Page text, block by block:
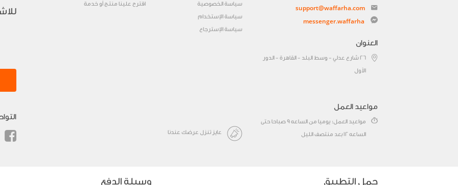
support@waffarha.com
messenger.waffarha
العنوان
٢٦ شارع عدلي - وسط البلد - القاهرة - الدور
الأول
سياسة الخصوصية
سياسة الإستخدام
سياسة الإسترجاع
اقترح علينا منتج أو خدمة
مواعيد العمل
مواعيد العمل: يوميا من الساعه 9 صباحا حتى
الساعه 12 بعد منتصف الليل
عايز تنزل عرضك عندنا
حمل التطبيق وسيلة الدفع